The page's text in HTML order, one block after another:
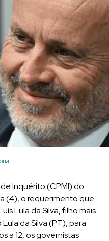
Inquérito (CPMI) do
(4), o requerimento que
Lula da Silva, filho mais
da Silva (PT), para
a 12, os governistas